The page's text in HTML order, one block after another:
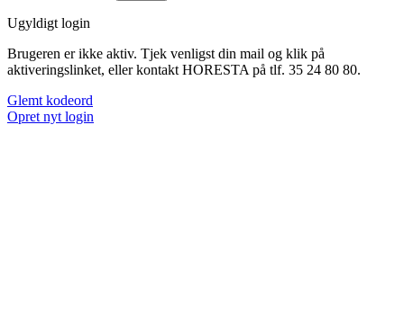
Ugyldigt login
Brugeren er ikke aktiv. Tjek venligst din mail og klik på
aktiveringslinket, eller kontakt HORESTA på tlf. 35 24 80 80.
Glemt kodeord
Opret nyt login